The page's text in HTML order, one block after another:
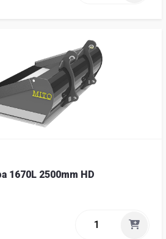
1670L 2500mm HD